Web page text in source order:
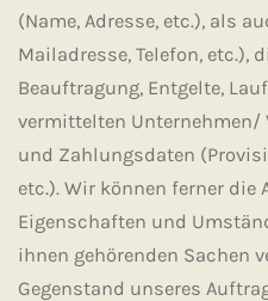
(Name, Adresse, etc.), als
Mailadresse, Telefon, etc.),
Beauftragung, Entgelte,
vermittelten Unternehmen/
und Zahlungsdaten
etc.). Wir können ferner die
Eigenschaften und
ihnen gehörenden Sachen
Gegenstand unseres